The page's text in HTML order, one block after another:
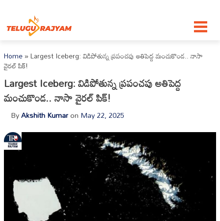
Home»Largest Iceberg: విడిపోతున్న ప్రపంచపు అతిపెద్ద మంచుకొండ.. నాసా
వైరల్ పిక్!
Largest Iceberg: విడిపోతున్న ప్రపంచపు అతిపెద్ద
మంచుకొండ.. నాసా వైరల్ పిక్!
ByAkshith Kumaron May 22, 2025